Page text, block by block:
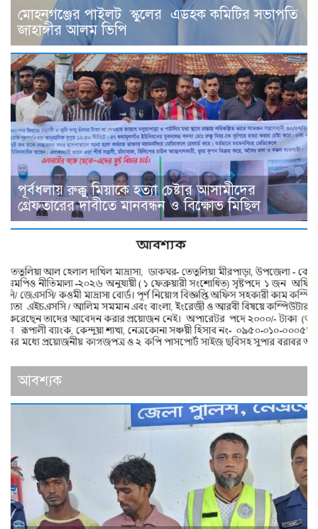
মোহনগঞ্জের পাইলট স্কুলের এডহক কমিটির সভাপতি
জাহাঙ্গীর আলম ভিপি
পূর্বধলায় রুক্কু মিয়াকে হত্যা চেষ্টার আসামীদের
গ্রেফতারের দাবীতে মানবন্ধন ও বিক্ষোভ মিছিল
আবশ্যক